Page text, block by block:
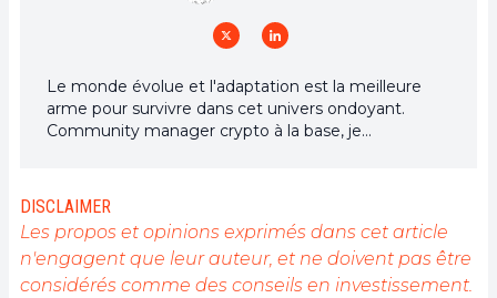
Le monde évolue et l'adaptation est la meilleure
arme pour survivre dans cet univers ondoyant.
Community manager crypto à la base, je
partager mon expérience et de faire connaître un
domaine qui me passionne, rien de mieux que de
rédiger des articles informatifs et décontractés à la
fois.
DISCLAIMER
Les propos et opinions exprimés dans cet article
n'engagent que leur auteur, et ne doivent pas être
considérés comme des conseils en investissement.